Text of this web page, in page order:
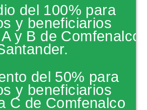
NOTICIAS
del 100% para
y beneficiarios
y B de Comfenalco
del 50% para
y beneficiarios
C de Comfenalco